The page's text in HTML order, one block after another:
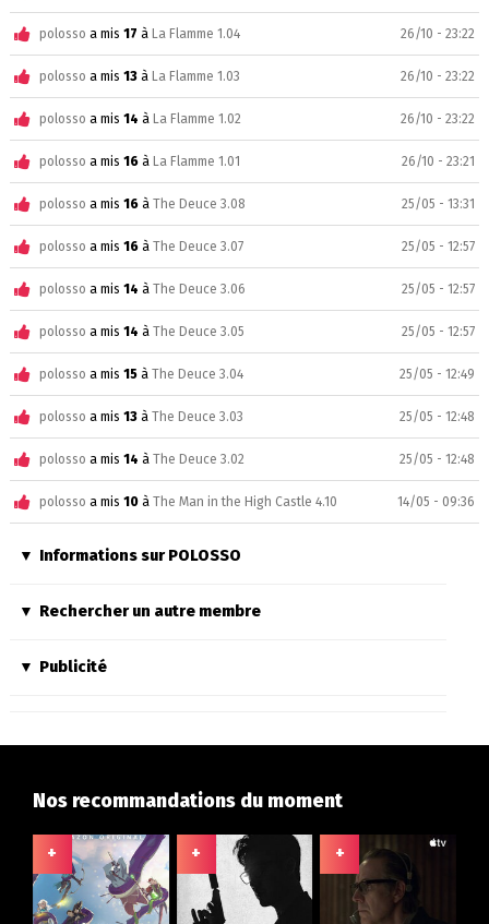
polosso a mis 17 à La Flamme 1.04 26/10 - 23:22
polosso a mis 13à La Flamme 1.03 26/10 - 23:22
polosso a mis 14 à La Flamme 1.02 26/10 - 23:22
polosso a mis 16à La Flamme 1.01 26/10 - 23:21
polosso a mis 16à The Deuce 3.08 25/05 - 13:31
polosso a mis 16à The Deuce 3.07 25/05 - 12:57
polosso a mis 14 à The Deuce 3.06 25/05 - 12:57
polosso a mis 14 à The Deuce 3.05 25/05 - 12:57
polosso a mis 15à The Deuce 3.04 25/05 - 12:49
polosso a mis 13à The Deuce 3.03 25/05 - 12:48
polosso a mis 14 à The Deuce 3.02 25/05 - 12:48
polosso a mis 10à The Man in the High Castle 4.10 14/05 - 09:36
Informations sur POLOSSO
Rechercher un autre membre
Publicité
Nos recommandations du moment
+ + +